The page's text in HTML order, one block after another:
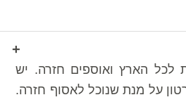
לכל הארץ ואוספים חזרה. יש
על מנת שנוכל לאסוף חזרה.